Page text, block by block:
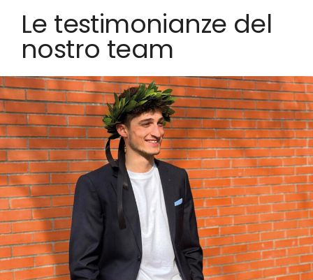
Le testimonianze del
nostro team